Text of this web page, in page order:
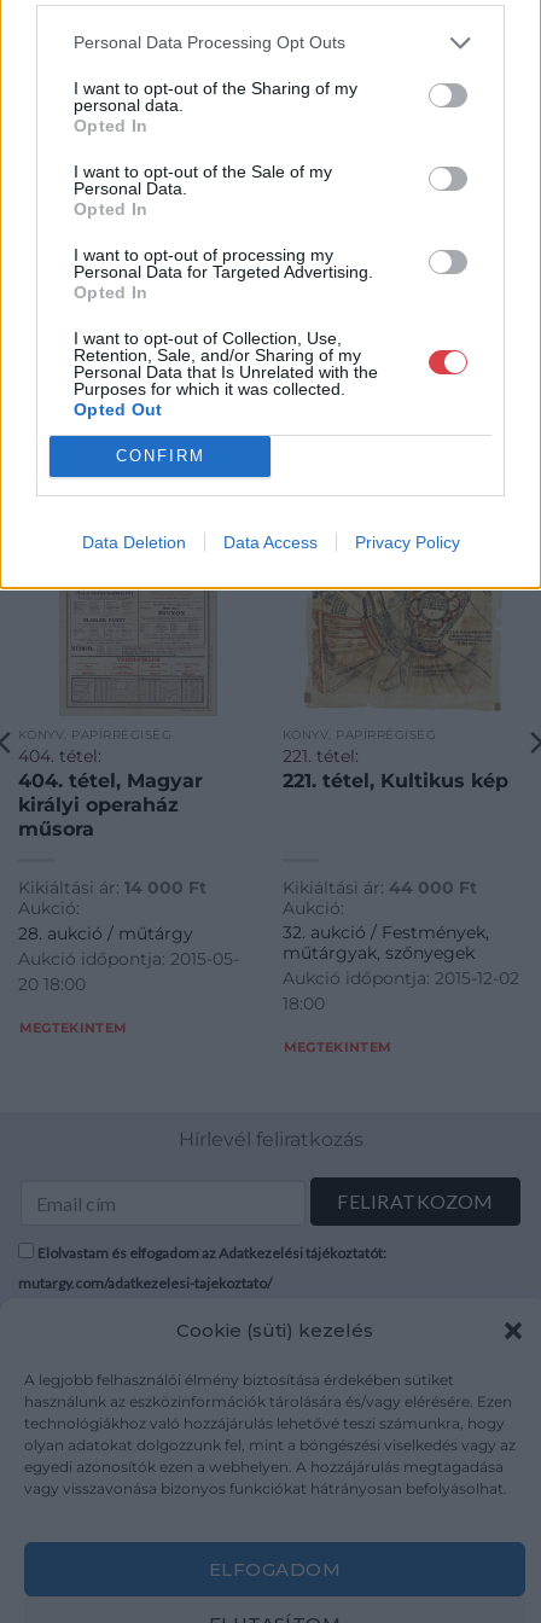
Personal Data Processing Opt Outs
I want to opt-out of the Sharing of my
personal data.
Opted In
I want to opt-out of the Sale of my
Personal Data.
Opted In
I want to opt-out of processing my
Personal Data for Targeted Advertising.
Opted In
I want to opt-out of Collection, Use,
Retention, Sale, and/or Sharing of my
Personal Data that Is Unrelated with the
Purposes for which it was collected.
Opted Out
CONFIRM
Data Deletion Data Access Privacy Policy
Cookie (süti) kezelés
A legjobb felhasználói élmény biztosítása érdekében sütiket
használunk az eszközinformációk tárolására és/vagy elérésére. Ezen
technológiákhoz való hozzájárulás lehetővé teszi számunkra, hogy
olyan adatokat dolgozzunk fel, mint a böngészési viselkedés vagy az
egyedi azonosítók ezen a webhelyen. A hozzájárulás megtagadása
vagy visszavonása bizonyos funkciókat hátrányosan befolyásolhat.
ELFOGADOM
24-26.
Telefon: 061/784-1111 061/780-
9307
http://www.biksady.com
GALÉRIA TOVÁBBI MŰTÁRGYAI
KAPCSOLÓDÓ MŰTÁRGYAK
KÖNYV, PAPÍRRÉGISÉG
404. tétel:
404. tétel, Magyar
királyi operaház
műsora
Kikiáltási ár: 14 000 Ft
Aukció:
28. aukció / műtárgy
Aukció időpontja: 2015-05-
20 18:00
MEGTEKINTEM
KÖNYV, PAPÍRRÉGISÉG
221. tétel:
221. tétel, Kultikus kép
Kikiáltási ár: 44 000 Ft
Aukció:
32. aukció / Festmények,
műtárgyak, szőnyegek
Aukció időpontja: 2015-12-02
18:00
MEGTEKINTEM
Hírlevél feliratkozás
Elolvastam és elfogadom az Adatkezelési tájékoztatót:
mutargy.com/adatkezelesi-tajekoztato/
Médiaajánlat
Karrier
Kapcsolat
Áraink
ÁSZF
Adatvédelem
Impresszum